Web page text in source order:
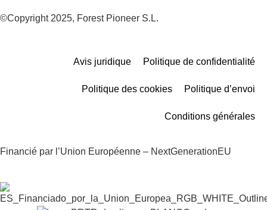
©Copyright 2025, Forest Pioneer S.L.
Avis juridique Politique de confidentialité
Politique des cookies Politique d’envoi
Conditions générales
Financié par l’Union Européenne – NextGenerationEU